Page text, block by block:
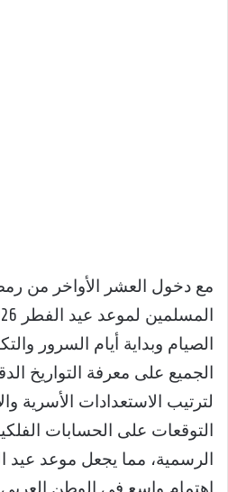
مع دخول العشر الأواخر من
الصيام وبداية أيام السرور
الجميع على معرفة التواريخ
لترتيب الاستعدادات الأسرية
التوقعات على الحسابات